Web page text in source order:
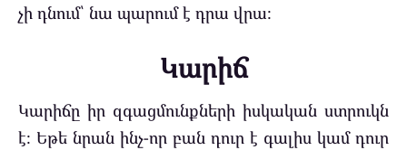
չի դնում՝ նա պարում է դրա վրա։
Կարիճ
Կարիճը իր զգացմունքների իսկական ստրուկն
է։ Եթե ​​նրան ինչ-որ բան դուր է գալիս կամ դուր